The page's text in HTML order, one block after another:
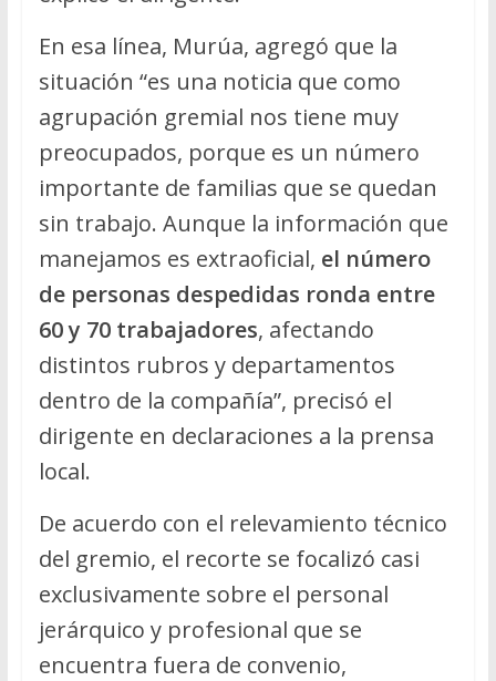
En esa línea, Murúa, agregó que la
situación “es una noticia que como
agrupación gremial nos tiene muy
preocupados, porque es un número
importante de familias que se quedan
sin trabajo. Aunque la información que
manejamos es extraoficial, el número
de personas despedidas ronda entre
60 y 70 trabajadores, afectando
distintos rubros y departamentos
dentro de la compañía”, precisó el
dirigente en declaraciones a la prensa
local.
De acuerdo con el relevamiento técnico
del gremio, el recorte se focalizó casi
exclusivamente sobre el personal
jerárquico y profesional que se
encuentra fuera de convenio,